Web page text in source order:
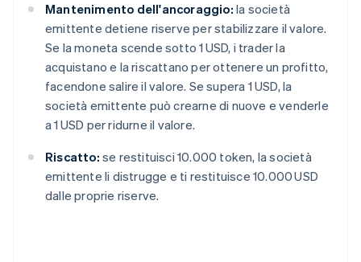
Mantenimento dell'ancoraggio: la società
emittente detiene riserve per stabilizzare il valore.
Se la moneta scende sotto 1 USD, i trader la
acquistano e la riscattano per ottenere un profitto,
facendone salire il valore. Se supera 1 USD, la
società emittente può crearne di nuove e venderle
a 1 USD per ridurne il valore.
Riscatto: se restituisci 10.000 token, la società
emittente li distrugge e ti restituisce 10.000 USD
dalle proprie riserve.